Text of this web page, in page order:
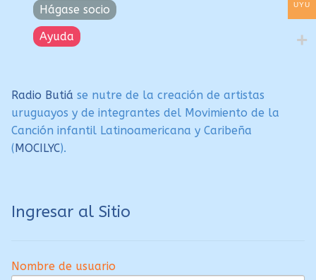
Hágase socio
Ayuda
Radio Butiá se nutre de la creación de artistas
uruguayos y de integrantes del Movimiento de la
Canción infantil Latinoamericana y Caribeña
( MOCILYC).
Ingresar al Sitio
Nombre de usuario
UYU